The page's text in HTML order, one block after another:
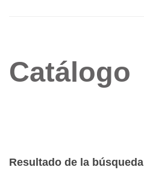
Catálogo
Resultado de la búsqueda